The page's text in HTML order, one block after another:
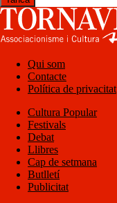
Qui som
Contacte
Política de privacitat
Cultura Popular
Festivals
Debat
Llibres
Cap de setmana
Butlletí
Publicitat